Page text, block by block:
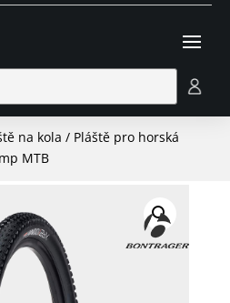
na kola / Pláště pro horská
MTB